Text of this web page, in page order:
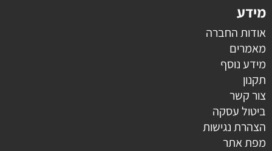
מידע
אודות החברה
מאמרים
מידע נוסף
תקנון
צור קשר
ביטול עסקה
הצהרת נגישות
מפת אתר